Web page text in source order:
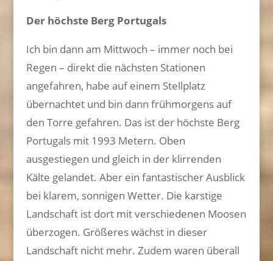
Der höchste Berg Portugals
Ich bin dann am Mittwoch – immer noch bei
Regen – direkt die nächsten Stationen
angefahren, habe auf einem Stellplatz
übernachtet und bin dann frühmorgens auf
den Torre gefahren. Das ist der höchste Berg
Portugals mit 1993 Metern. Oben
ausgestiegen und gleich in der klirrenden
Kälte gelandet. Aber ein fantastischer Ausblick
bei klarem, sonnigen Wetter. Die karstige
Landschaft ist dort mit verschiedenen Moosen
überzogen. Größeres wächst in dieser
Landschaft nicht mehr. Zudem waren überall